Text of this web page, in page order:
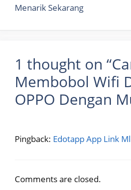
Menarik Sekarang
1 thought on
Membobol Wifi
OPPO Dengan
Pingback: Edotapp App Link
Comments are closed.